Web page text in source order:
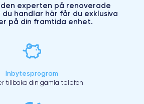
experten på renoverade
handlar här får du exklusiva
på din framtida enhet.
Inbytesprogram
tillbaka din gamla telefon